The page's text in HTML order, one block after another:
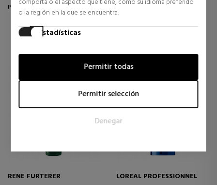
o la región en la que se encuentra.
Estadísticas
web a comprender cómo interactúan los visitantes con las
páginas web reuniendo y proporcionando información de
forma anónima.
Las cookies de marketing se utilizan para rastrear a los
visitantes en las páginas web. La intención es mostrar
externos.
Permitir todas
Permitir selección
Denegar
Precio habitual 45,97 €
Precio habitual 42,80 €
RENE FURTERER
LOREAL PROFESSIONNEL